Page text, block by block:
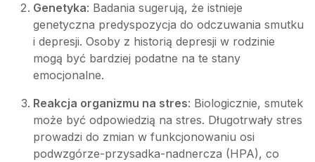
Genetyka: Badania sugerują, że istnieje
genetyczna predyspozycja do odczuwania smutku
i depresji. Osoby z historią depresji w rodzinie
mogą być bardziej podatne na te stany
emocjonalne.
Reakcja organizmu na stres: Biologicznie, smutek
może być odpowiedzią na stres. Długotrwały stres
prowadzi do zmian w funkcjonowaniu osi
podwzgórze-przysadka-nadnercza (HPA), co